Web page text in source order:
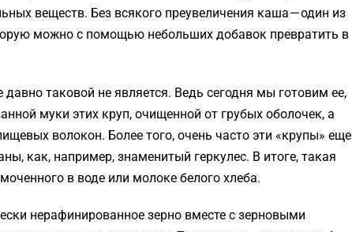
веществ. Без всякого преувеличения каша — один из
можно с помощью небольших добавок превратить в
таковой не является. Ведь сегодня мы готовим ее,
муки этих круп, очищенной от грубых оболочек, а
волокон. Более того, очень часто эти «крупы» еще
как, например, знаменитый геркулес. В итоге, такая
в воде или молоке белого хлеба.
нерафинированное зерно вместе с зерновыми